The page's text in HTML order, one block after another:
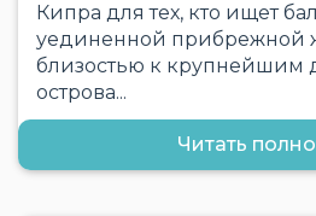
Кипра для тех, кто ищет
уединенной прибрежной
близостью к крупнейшим
острова...
Читать